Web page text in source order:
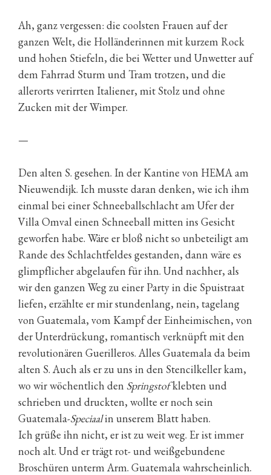
Ah, ganz vergessen: die coolsten Frauen auf der
ganzen Welt, die Holländerinnen mit kurzem Rock
und hohen Stiefeln, die bei Wetter und Unwetter auf
dem Fahrrad Sturm und Tram trotzen, und die
allerorts verirrten Italiener, mit Stolz und ohne
Zucken mit der Wimper.
—
Den alten S. gesehen. In der Kantine von HEMA am
Nieuwendijk. Ich musste daran denken, wie ich ihm
einmal bei einer Schneeballschlacht am Ufer der
Villa Omval einen Schneeball mitten ins Gesicht
geworfen habe. Wäre er bloß nicht so unbeteiligt am
Rande des Schlachtfeldes gestanden, dann wäre es
glimpflicher abgelaufen für ihn. Und nachher, als
wir den ganzen Weg zu einer Party in die Spuistraat
liefen, erzählte er mir stundenlang, nein, tagelang
von Guatemala, vom Kampf der Einheimischen, von
der Unterdrückung, romantisch verknüpft mit den
revolutionären Guerilleros. Alles Guatemala da beim
alten S. Auch als er zu uns in den Stencilkeller kam,
wo wir wöchentlich den Springstofklebten und
schrieben und druckten, wollte er noch sein
Guatemala-Speciaalin unserem Blatt haben.
Ich grüße ihn nicht, er ist zu weit weg. Er ist immer
noch alt. Und er trägt rot- und weißgebundene
Broschüren unterm Arm. Guatemala wahrscheinlich.